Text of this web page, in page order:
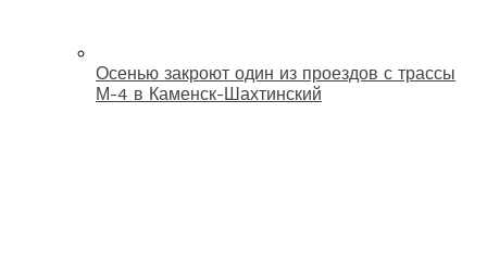
Осенью закроют один из проездов с трассы
М-4 в Каменск-Шахтинский